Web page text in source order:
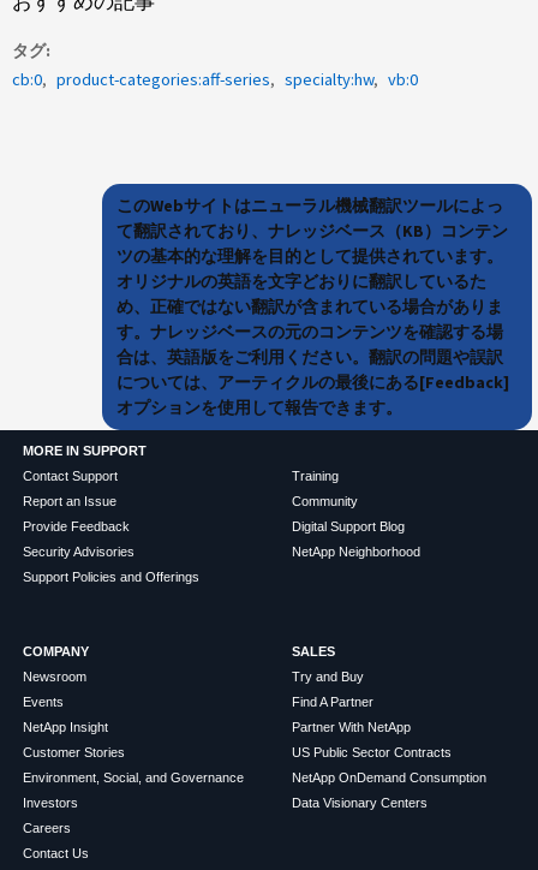
タグ
cb:0
product-categories:aff-series specialty:hw vb:0
このWebサイトはニューラル機械翻訳ツールによっ
て翻訳されており、ナレッジベース（KB）コンテン
ツの基本的な理解を目的として提供されています。
オリジナルの英語を文字どおりに翻訳しているた
め、正確ではない翻訳が含まれている場合がありま
す。ナレッジベースの元のコンテンツを確認する場
合は、英語版をご利用ください。翻訳の問題や誤訳
については、アーティクルの最後にある[Feedback]
オプションを使用して報告できます。
MORE IN SUPPORT
Contact Support
Report an Issue
Provide Feedback
Security Advisories
Support Policies and Offerings
Training
Community
Digital Support Blog
NetApp Neighborhood
COMPANY
Newsroom
Events
NetApp Insight
Customer Stories
Environment, Social, and Governance
Investors
Careers
Contact Us
SALES
Try and Buy
Find A Partner
Partner With NetApp
US Public Sector Contracts
NetApp OnDemand Consumption
Data Visionary Centers